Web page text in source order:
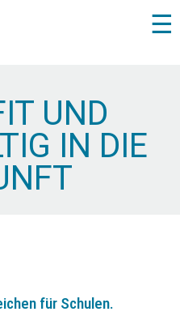
☰
UND
IN DIE
für Schulen.